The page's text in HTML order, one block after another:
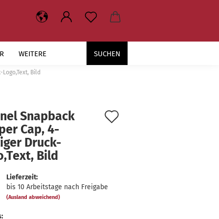
SUCHEN
WEITERE
Bild
Snap­back
Cap, 4-​
Druck-​
Bild
Lieferzeit:
bis 10 Arbeitstage nach Freigabe
(Ausland abweichend)